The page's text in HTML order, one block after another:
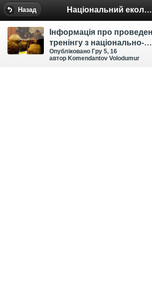
Назад Національний еколого-натуралістичний центр
Інформація про проведення
тренінгу з національно-
патріотичного виховання
Опубліковано Гру 5, 16
автор Komendantov Volodumur